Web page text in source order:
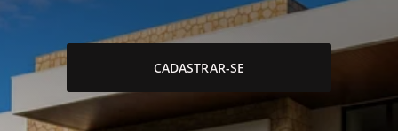
CADASTRAR-SE